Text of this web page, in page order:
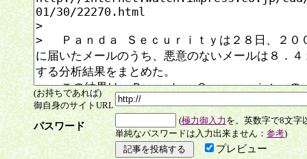
(お持ちであれば)
御自身のサイトURL
パスワード
(極力御入力を。英数字で8文字
単純なパスワードは入力出来ません：参考)
プレビュー